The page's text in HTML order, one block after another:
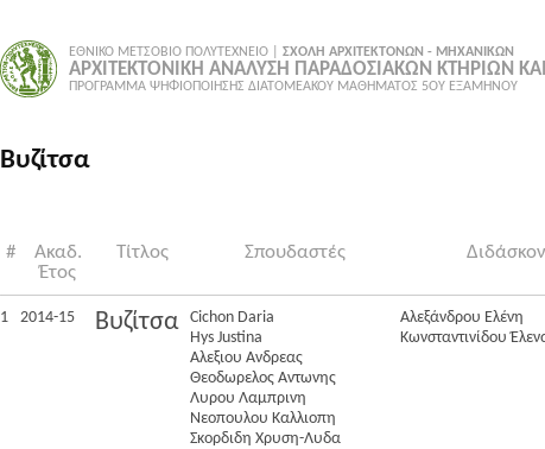
ΕΘΝΙΚΟ ΜΕΤΣΟΒΙΟ ΠΟΛΥΤΕΧΝΕΙΟ | ΣΧΟΛΗ ΑΡΧΙΤΕΚΤΟΝΩΝ - ΜΗΧΑΝΙΚΩΝ
ΑΡΧΙΤΕΚΤΟΝΙΚΗ ΑΝΑΛΥΣΗ ΠΑΡΑΔΟΣΙΑΚΩΝ ΚΤΗΡΙΩΝ
ΠΡΟΓΡΑΜΜΑ ΨΗΦΙΟΠΟΙΗΣΗΣ ΔΙΑΤΟΜΕΑΚΟΥ ΜΑΘΗΜΑΤΟΣ 5ΟΥ ΕΞΑΜΗΝΟΥ
Βυζίτσα
#
Ακαδ.
Έτος
Τίτλος Σπουδαστές
1 2014-15 Βυζίτσα
Cichon Daria
Hys Justina
Αλεξιου Ανδρεας
Θεοδωρελος Αντωνης
Λυρου Λαμπρινη
Νεοπουλου Καλλιοπη
Σκορδιδη Χρυση-Λυδα
Αλεξάνδρου Ελένη
Κωνσταντινίδου